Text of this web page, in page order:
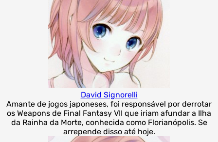
David Signorelli
Amante de jogos japoneses, foi responsável por derrotar
os Weapons de Final Fantasy VII que iriam afundar a Ilha
da Rainha da Morte, conhecida como Florianópolis. Se
arrepende disso até hoje.